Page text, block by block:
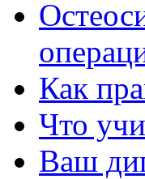
Как
Что
Ваш